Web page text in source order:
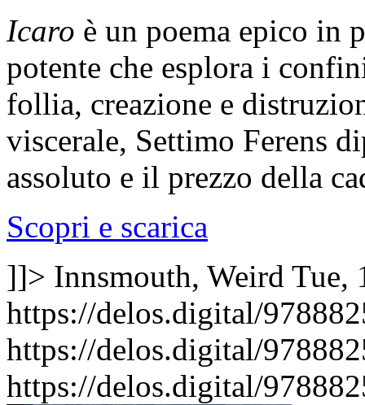
Icaro è un poema epico in
potente che esplora i
follia, creazione e
viscerale, Settimo Ferens
assoluto e il prezzo della
Scopri e scarica
]]> Innsmouth, Weird Tue,
https://delos.digital/
https://delos.digital/
https://delos.digital/